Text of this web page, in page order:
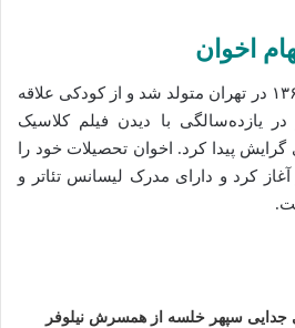
اخوان
الهام اخوان در ۹ شهریور ۱۳۶۷ در تهران متولد شد و از کودکی علاقه
یازده‌سالگی با دیدن فیلم کلاسیک
پیدا کرد. اخوان تحصیلات خود را
آغاز کرد و دارای مدرک لیسانس تئاتر و
جدایی سپهر خلسه از همسرش نیلوفر